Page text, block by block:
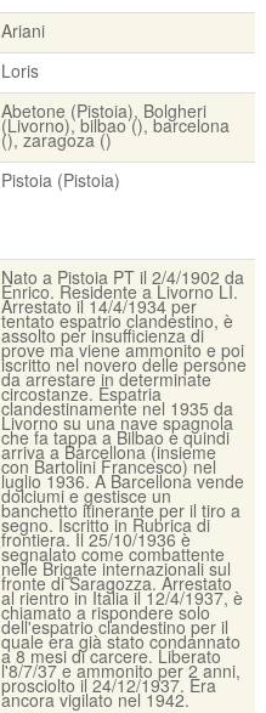
Ariani
Loris
Abetone (Pistoia), Bolgheri
(Livorno), bilbao (), barcelona
(), zaragoza ()
Pistoia (Pistoia)
Nato a Pistoia PT il 2/4/1902 da
Enrico. Residente a Livorno LI.
Arrestato il 14/4/1934 per
tentato espatrio clandestino, è
assolto per insufficienza di
prove ma viene ammonito e poi
iscritto nel novero delle persone
da arrestare in determinate
circostanze. Espatria
clandestinamente nel 1935 da
Livorno su una nave spagnola
che fa tappa a Bilbao e quindi
arriva a Barcellona (insieme
con Bartolini Francesco) nel
luglio 1936. A Barcellona vende
dolciumi e gestisce un
banchetto itinerante per il tiro a
segno. Iscritto in Rubrica di
frontiera. Il 25/10/1936 è
segnalato come combattente
nelle Brigate internazionali sul
fronte di Saragozza. Arrestato
al rientro in Italia il 12/4/1937, è
chiamato a rispondere solo
dell'espatrio clandestino per il
quale era già stato condannato
a 8 mesi di carcere. Liberato
l'8/7/37 e ammonito per 2 anni,
prosciolto il 24/12/1937. Era
ancora vigilato nel 1942.